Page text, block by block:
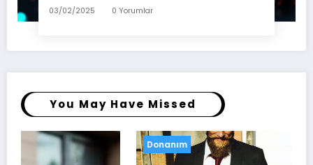
03/02/2025 0 Yorumlar
You May Have Missed
Oyun Teknoloji Yazılım